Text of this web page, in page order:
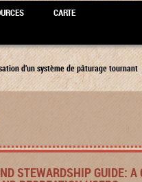
CARTE
d’un système de pâturage tournant
STEWARDSHIP GUIDE: A